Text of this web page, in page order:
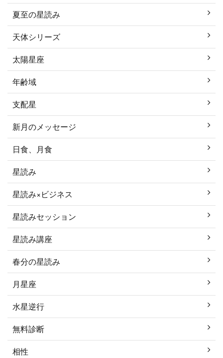
夏至の星読み
天体シリーズ
太陽星座
年齢域
支配星
新月のメッセージ
日食、月食
星読み
星読み×ビジネス
星読みセッション
星読み講座
春分の星読み
月星座
水星逆行
無料診断
相性